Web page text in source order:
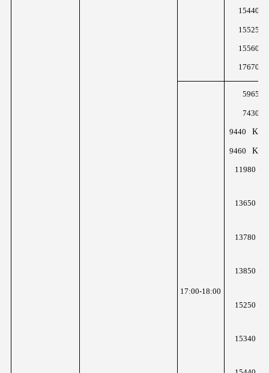
17:00-18:00
9440 KHz
9460 KHz
11980
13650
13780
13850
15250
15340